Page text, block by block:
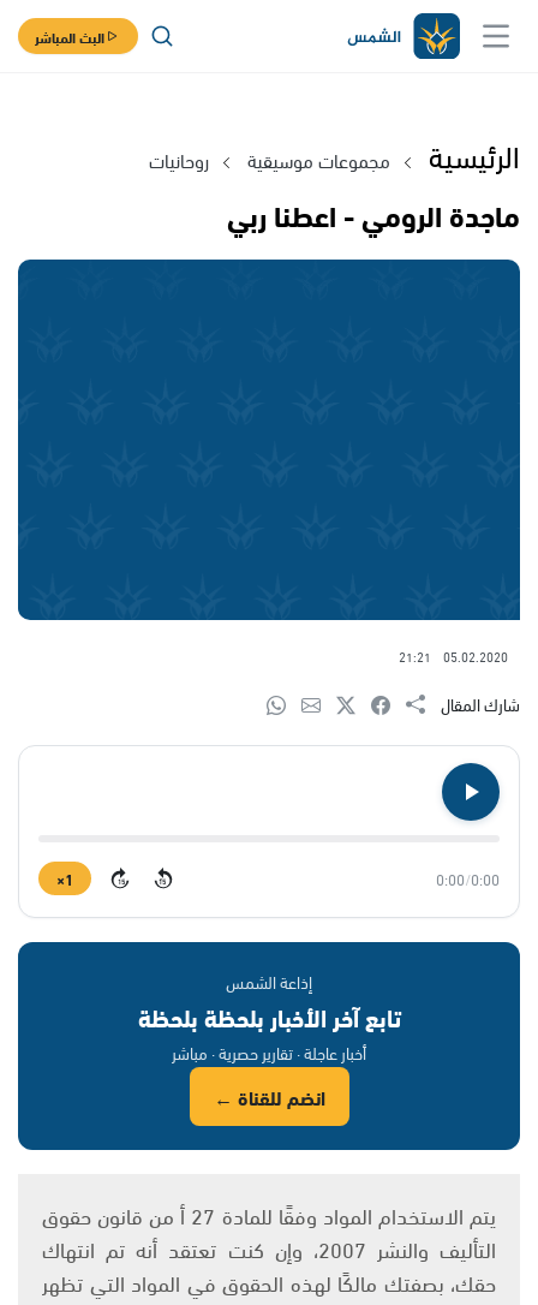
البث المباشر
الرئيسية مجموعات موسيقية روحانيات
ماجدة الرومي - اعطنا ربي
05.02.2020
21:21
شارك المقال
0:00
/
0:00
15
15
1×
إذاعة الشمس
تابع آخر الأخبار بلحظة بلحظة
أخبار عاجلة · تقارير حصرية · مباشر
انضم للقناة ←
يتم الاستخدام المواد وفقًا للمادة 27 أ من قانون حقوق
التأليف والنشر 2007، وإن كنت تعتقد أنه تم انتهاك
حقك، بصفتك مالكًا لهذه الحقوق في المواد التي تظهر